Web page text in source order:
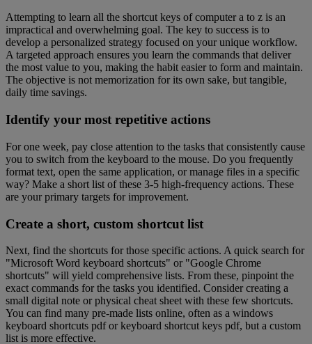
Attempting to learn all the shortcut keys of computer a to z is an
impractical and overwhelming goal. The key to success is to
develop a personalized strategy focused on your unique workflow.
A targeted approach ensures you learn the commands that deliver
the most value to you, making the habit easier to form and maintain.
The objective is not memorization for its own sake, but tangible,
daily time savings.
Identify your most repetitive actions
For one week, pay close attention to the tasks that consistently cause
you to switch from the keyboard to the mouse. Do you frequently
format text, open the same application, or manage files in a specific
way? Make a short list of these 3-5 high-frequency actions. These
are your primary targets for improvement.
Create a short, custom shortcut list
Next, find the shortcuts for those specific actions. A quick search for
"Microsoft Word keyboard shortcuts" or "Google Chrome
shortcuts" will yield comprehensive lists. From these, pinpoint the
exact commands for the tasks you identified. Consider creating a
small digital note or physical cheat sheet with these few shortcuts.
You can find many pre-made lists online, often as a windows
keyboard shortcuts pdf or keyboard shortcut keys pdf, but a custom
list is more effective.